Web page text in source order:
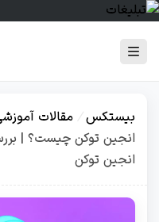
بیستکس مقالات
انجین توکن چیست؟ |
انجین توکن